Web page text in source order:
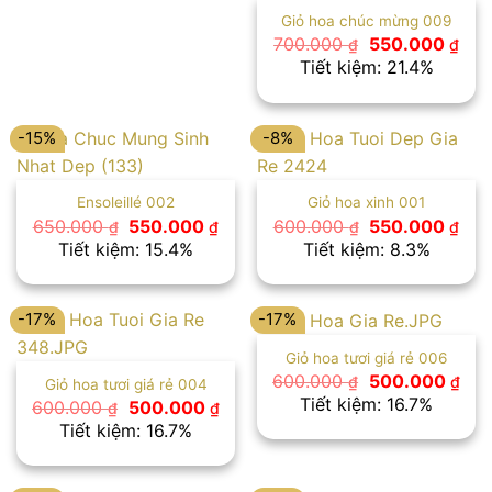
Giỏ hoa chúc mừng 009
700.000₫
Giá
gốc
là:
550.000 ₫Giá
hiện
là:
Tiết kiệm: 21.4%
-15%
Ensoleillé 002
650.000₫
Giá
gốc
là:
550.000₫Giá
là:
550.000 ₫.
Tiết kiệm: 15.4%
-8%
Giỏ hoa xinh 001
600.000₫
Giá
gốc
là:
550.000₫Giá
là:
Tiết kiệm: 8.3%
-17%
Giỏ hoa tươi giá rẻ 004
600.000₫
Giá
gốc
là:
500.000 ₫Giá
hiện
là:
500.000 ₫.
Tiết kiệm: 16.7%
-17%
Giỏ hoa tươi giá rẻ 006
600.000₫
Giá
gốc
là:
500.000 ₫Giá
hiện
là:
Tiết kiệm: 16.7%